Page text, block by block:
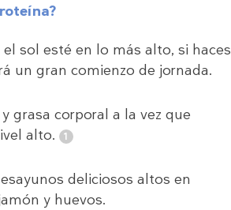
sol esté en lo más alto, si haces
un gran comienzo de jornada.
grasa corporal a la vez que
alto.
deliciosos altos en
y huevos.